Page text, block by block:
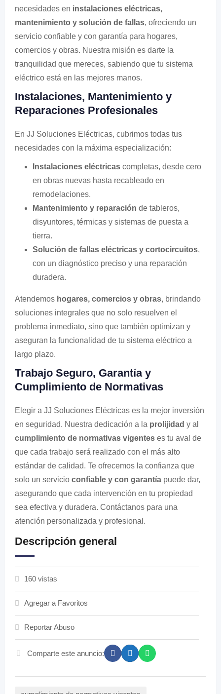
necesidades en instalaciones eléctricas,
mantenimiento y solución de fallas, ofreciendo un
servicio confiable y con garantía para hogares,
comercios y obras. Nuestra misión es darte la
tranquilidad que mereces, sabiendo que tu sistema
eléctrico está en las mejores manos.
Instalaciones, Mantenimiento y
Reparaciones Profesionales
En JJ Soluciones Eléctricas, cubrimos todas tus
necesidades con la máxima especialización:
Instalaciones eléctricas completas, desde cero
en obras nuevas hasta recableado en
remodelaciones.
Mantenimiento y reparación de tableros,
disyuntores, térmicas y sistemas de puesta a
tierra.
Solución de fallas eléctricas y cortocircuitos,
con un diagnóstico preciso y una reparación
duradera.
Atendemos hogares, comercios y obras, brindando
soluciones integrales que no solo resuelven el
problema inmediato, sino que también optimizan y
aseguran la funcionalidad de tu sistema eléctrico a
largo plazo.
Trabajo Seguro, Garantía y
Cumplimiento de Normativas
Elegir a JJ Soluciones Eléctricas es la mejor inversión
en seguridad. Nuestra dedicación a la prolijidad y al
cumplimiento de normativas vigentes es tu aval de
que cada trabajo será realizado con el más alto
estándar de calidad. Te ofrecemos la confianza que
solo un servicio confiable y con garantía puede dar,
asegurando que cada intervención en tu propiedad
sea efectiva y duradera. Contáctanos para una
atención personalizada y profesional.
Descripción general
160 vistas
Agregar a Favoritos
Reportar Abuso
Comparte este anuncio: